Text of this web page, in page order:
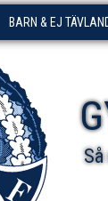
BARN & EJ